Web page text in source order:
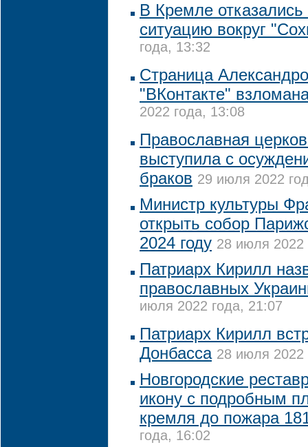
В Кремле
ситуацию вокруг
года, 13:32
Страница
"ВКонтакте"
2022 года, 13:08
Православная
выступила с
браков 29 июля 2022
Министр культуры
открыть собор
2024 году 28 июля 2022
Патриарх Кирилл
православных
июля 2022 года, 21:07
Патриарх Кирилл
Донбасса 28 июля 2022
Новгородские
икону с подробным
кремля до пожара
года, 16:02